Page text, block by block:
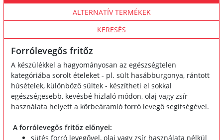
ALTERNATÍV TERMÉKEK
KERESÉS
Forrólevegős fritőz
A készülékkel a hagyományosan az egészségtelen
kategóriába sorolt ételeket - pl. sült hasábburgonya, rántott
húsételek, különböző sültek - készítheti el sokkal
egészségesebb, kevésbé hizlaló módon, olaj vagy zsír
használata helyett a körbeáramló forró levegő segítségével.
A forrólevegős fritőz előnyei:
sütés forró levegővel, olaj vagy zsír használata nélkül